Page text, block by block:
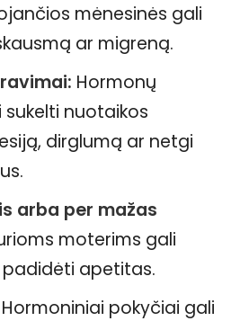
mėnesinės gali
ar migreną.
Hormonų
nuotaikos
dirglumą ar netgi
arba per mažas
moterims gali
apetitas.
Hormoniniai pokyčiai gali